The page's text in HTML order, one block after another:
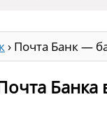
› Почта Банк —
Банка